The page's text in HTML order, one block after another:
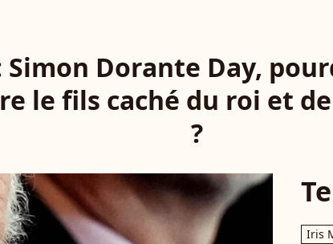
Simon Dorante Day,
le fils caché du roi et
?
Iris